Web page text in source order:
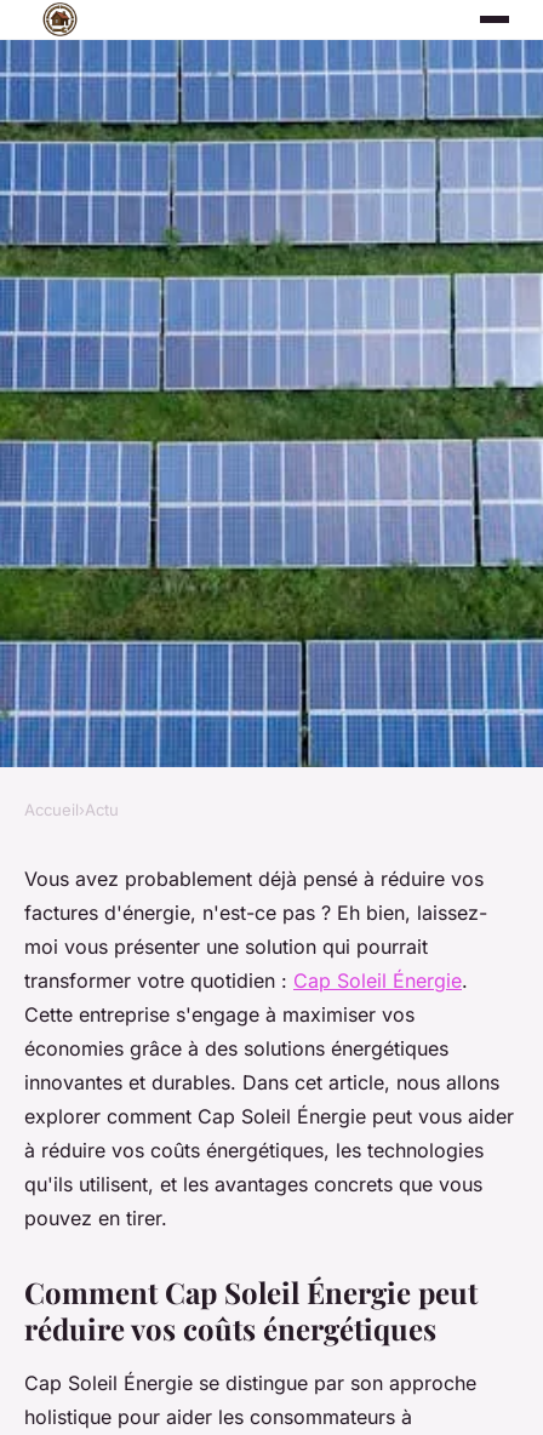
Engagement de cap soleil
Énergie pour maximiser vos
économies
Emy•18 février 2025•6 min de lecture
Accueil›Actu
Vous avez probablement déjà pensé à réduire vos
factures d'énergie, n'est-ce pas ? Eh bien, laissez-
moi vous présenter une solution qui pourrait
transformer votre quotidien : Cap Soleil Énergie.
Cette entreprise s'engage à maximiser vos
économies grâce à des solutions énergétiques
innovantes et durables. Dans cet article, nous allons
explorer comment Cap Soleil Énergie peut vous aider
à réduire vos coûts énergétiques, les technologies
qu'ils utilisent, et les avantages concrets que vous
pouvez en tirer.
Comment Cap Soleil Énergie peut
réduire vos coûts énergétiques
Cap Soleil Énergie se distingue par son approche
holistique pour aider les consommateurs à